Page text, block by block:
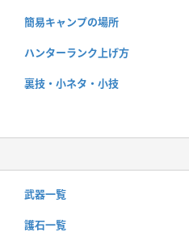
簡易キャンプの場所
ハンターランク上げ方
裏技・小ネタ・小技
武器一覧
護石一覧